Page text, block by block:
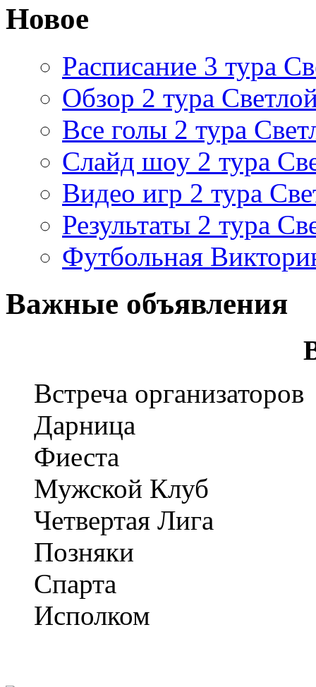
Новое
Расписание 3 тура
Обзор 2 тура
Все голы 2 тура
Слайд шоу 2 тура
Видео игр 2 тура
Результаты 2 тура
Футбольная
Важные объявления
Встреча организаторов
Дарница
Фиеста
Мужской Клуб
Четвертая Лига
Позняки
Спарта
Исполком